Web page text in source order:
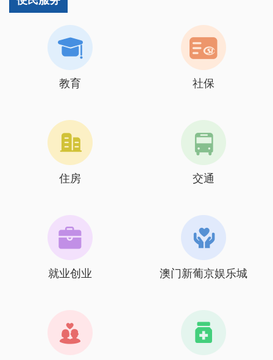
教育 社保
住房 交通
就业创业 澳门新葡京娱乐城